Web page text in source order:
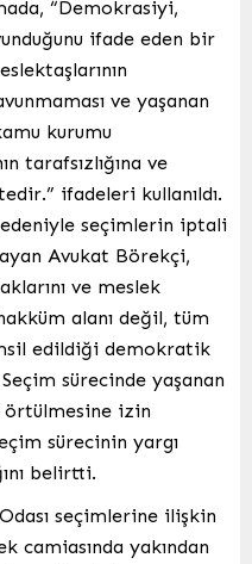
“Demokrasiyi,
ifade eden bir
ve yaşanan
kurumu
tarafsızlığına ve
ifadeleri kullanıldı.
seçimlerin iptali
Avukat Börekçi,
ve meslek
alanı değil, tüm
edildiği demokratik
sürecinde yaşanan
örtülmesine izin
sürecinin yargı
belirtti.
seçimlerine ilişkin
camiasında yakından